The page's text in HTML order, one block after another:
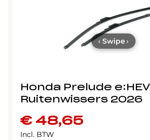
Honda Prelude e:HEV
Ruitenwissers 2026
€48,65
Incl. BTW
‹ Swipe ›